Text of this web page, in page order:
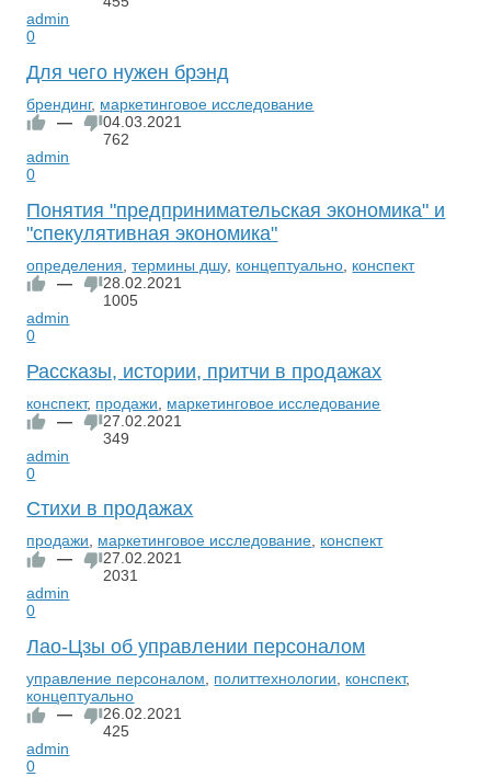
admin
0
Для чего нужен брэнд
брендинг, маркетинговое исследование
—
04.03.2021
762
admin
0
Понятия "предпринимательская экономика" и
"спекулятивная экономика"
определения ,термины дшу, концептуально конспект
—
28.02.2021
1005
admin
0
Рассказы, истории, притчи в продажах
конспект, продажи
маркетинговое исследование
—
27.02.2021
349
admin
0
Стихи в продажах
продажи, маркетинговое исследование, конспект
—
27.02.2021
2031
admin
0
Лао-Цзы об управлении персоналом
управление персоналом, политтехнологии, конспект,
концептуально
—
26.02.2021
425
admin
0